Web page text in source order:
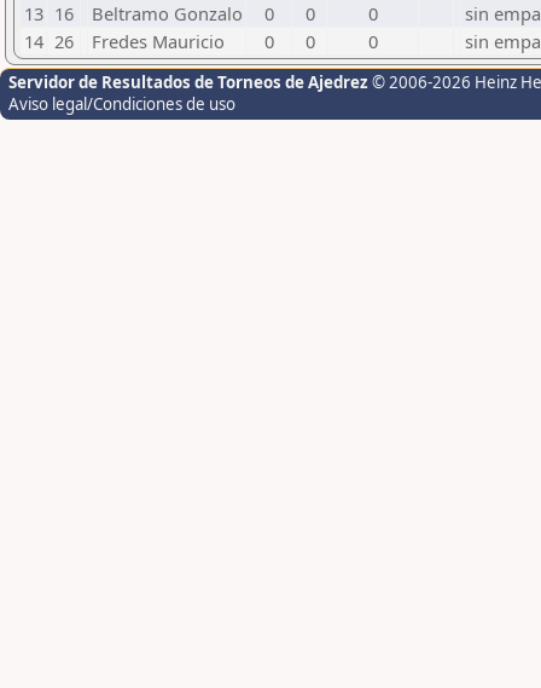
13 16 Beltramo Gonzalo 0 0 0
sin
14 26 Fredes Mauricio 0 0 0 sin
Servidor de Resultados de Torneos de Ajedrez © 2006-2026 Heinz
Aviso legal/Condiciones de uso